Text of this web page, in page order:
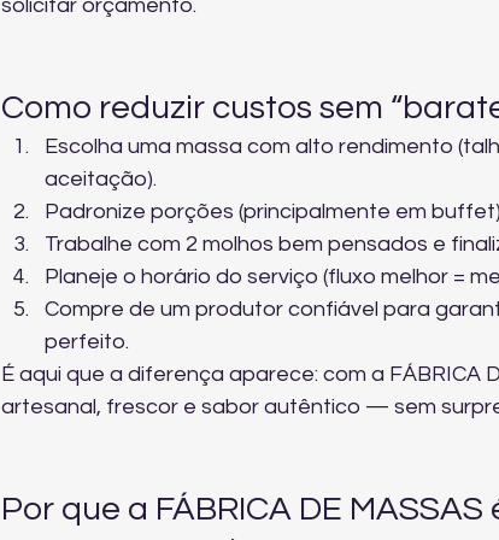
solicitar orçamento.
Como reduzir custos sem
Escolha uma massa com alto rendimento
aceitação).
Padronize porções (principalmente em
Trabalhe com 2 molhos bem pensados e
Planeje o horário do serviço (fluxo melhor =
Compre de um produtor confiável para
perfeito.
É aqui que a diferença aparece: com a FÁBRICA
artesanal, frescor e sabor autêntico — sem
Por que a FÁBRICA DE